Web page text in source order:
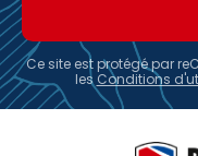
Ce site est protégé par
les Conditions